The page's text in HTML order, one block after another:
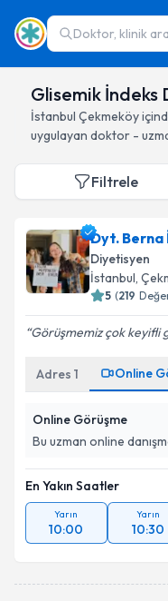
Doktor, klinik
Glisemik İndeks
İstanbul Çekmeköy
uygulayan doktor -
Filtrele
Dyt. Berna
Diyetisyen
İstanbul,
5 (219
Görüşmemiz çok keyifli
Adres 1 Online
Online Görüşme
Bu uzman online
En Yakın Saatler
Yarın
10:00
Yarın
10:30